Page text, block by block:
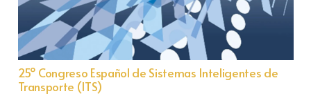
25º Congreso Español de Sistemas Inteligentes de
Transporte (ITS)